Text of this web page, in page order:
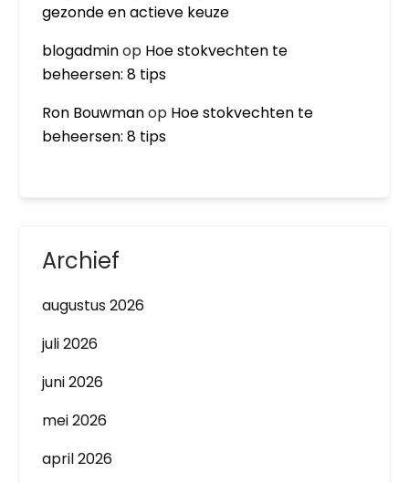
gezonde en actieve keuze
blogadminop Hoe stokvechten te
beheersen: 8 tips
Ron Bouwmanop Hoe stokvechten te
beheersen: 8 tips
Archief
augustus 2026
juli 2026
juni 2026
mei 2026
april 2026